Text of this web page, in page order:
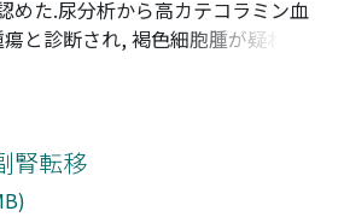
;窪田, 吉信;穂坂, 正彦;Kawamoto,
;Sakai, Naoki;Sakuramoto,
めた.尿分析から高カテコラミン血
と診断され, 褐色細胞腫が疑われ
り突出した腫瘍が正常な右副腎を
癌, Edmondoson grade 3と診断し
も転移も認められていない
腎転移